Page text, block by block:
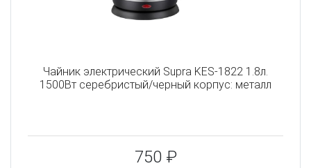
Чайник электрический Supra KES-1822 1.8л.
1500Вт серебристый/черный корпус: металл
750 ₽